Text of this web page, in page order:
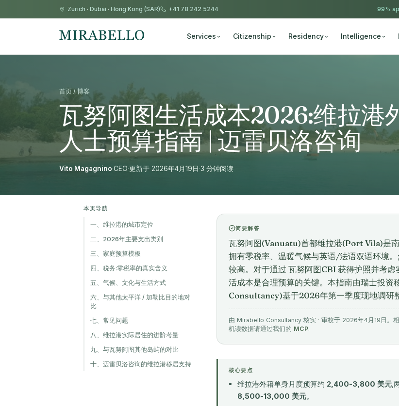
Zurich · Dubai · Hong Kong (SAR) +41 78 242 5244 99%
Services Citizenship Residency Intelligence
首页 / 博客
瓦努阿图生活成本2026:维拉港
人士预算指南 | 迈雷贝洛咨询
Vito Magagnino·CEO·更新于 2026年4月19日·3 分钟阅读
本页导航
一、维拉港的城市定位
二、2026年主要支出类别
三、家庭预算模板
四、税务:零税率的真实含义
五、气候、文化与生活方式
六、与其他太平洋 / 加勒比目的地对
比
七、常见问题
八、维拉港实际居住的进阶考量
九、与瓦努阿图其他岛屿的对比
十、迈雷贝洛咨询的维拉港移居支持
简要解答
瓦努阿图(Vanuatu)首都维拉港(Port Vila)是
拥有零税率、温暖气候与英语/法语双语环境
较高。对于通过 瓦努阿图CBI 获得护照并考
活成本是合理预算的关键。本指南由瑞士投
Consultancy)基于2026年第一季度现地调研
由 Mirabello Consultancy 核实 · 审校于 2026年4月19日。
机读数据请通过我们的 MCP.
核心要点
维拉港外籍单身月度预算约 2,400-3,800 美元,
8,500-13,000 美元。